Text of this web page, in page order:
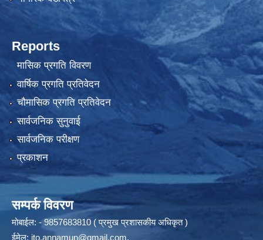
Reports
मासिक प्रगति विवरण
वार्षिक प्रगति प्रतिवेदन
चौमासिक प्रगति प्रतिवेदन
सार्वजनिक सुनुवाई
सार्वजनिक परीक्षण
प्रकाशन
सम्पर्क विवरण
मोबाईल: - 9857683810 ( प्रमुख प्रशासकीय अधिकृत )
ईमेल: ito.annamun@gmail.com,